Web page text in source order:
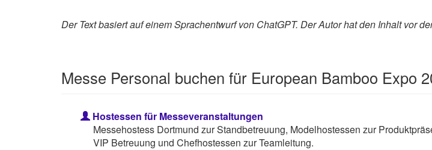
Der Text basiert auf einem Sprachentwurf von ChatGPT. Der Autor hat den Inhalt vor
Messe Personal buchen für European Bamboo Expo
Hostessen für Messeveranstaltungen
Messehostess Dortmund zur Standbetreuung, Modelhostessen zur
VIP Betreuung und Chefhostessen zur Teamleitung.